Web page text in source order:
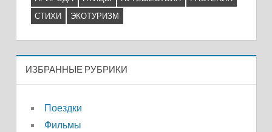
СТИХИ
ЭКОТУРИЗМ
ИЗБРАННЫЕ РУБРИКИ
Поездки
Фильмы